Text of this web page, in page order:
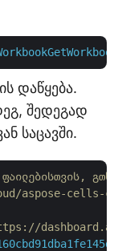
დაწყება.
შედეგად
საცავში.
aspose-cells-